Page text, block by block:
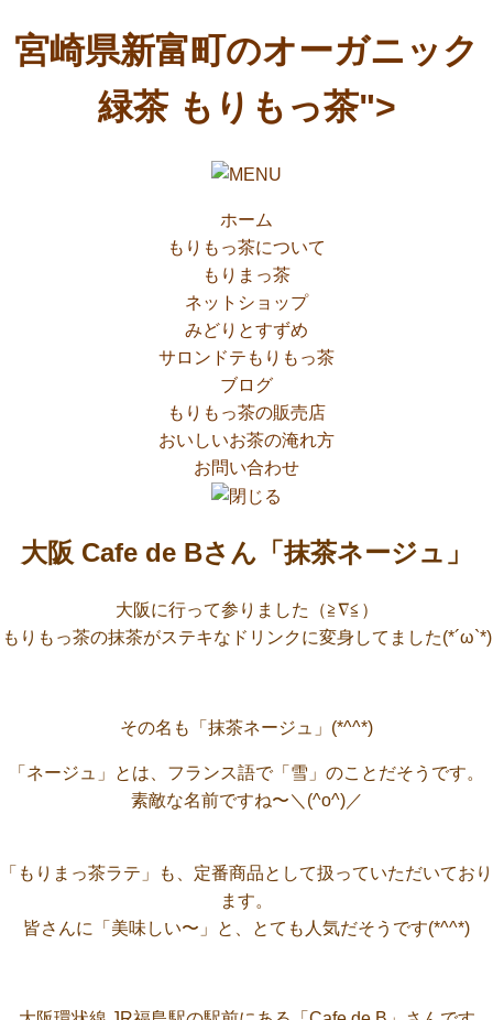
コ
ン
ン
へ
キ
ッ
プ
宮崎県新富町のオーガニック
緑茶 もりもっ茶">
ホーム
もりもっ茶について
もりまっ茶
ネットショップ
みどりとすずめ
サロンドテもりもっ茶
ブログ
もりもっ茶の販売店
おいしいお茶の淹れ方
お問い合わせ
大阪 Cafe de Bさん「抹茶ネージュ」
大阪に行って参りました（≧∇≦）
もりもっ茶の抹茶がステキなドリンクに変身してました(*´ω`*)
その名も「抹茶ネージュ」(*^^*)
「ネージュ」とは、フランス語で「雪」のことだそうです。
素敵な名前ですね〜＼(^o^)／
「もりまっ茶ラテ」も、定番商品として扱っていただいており
ます。
皆さんに「美味しい〜」と、とても人気だそうです(*^^*)